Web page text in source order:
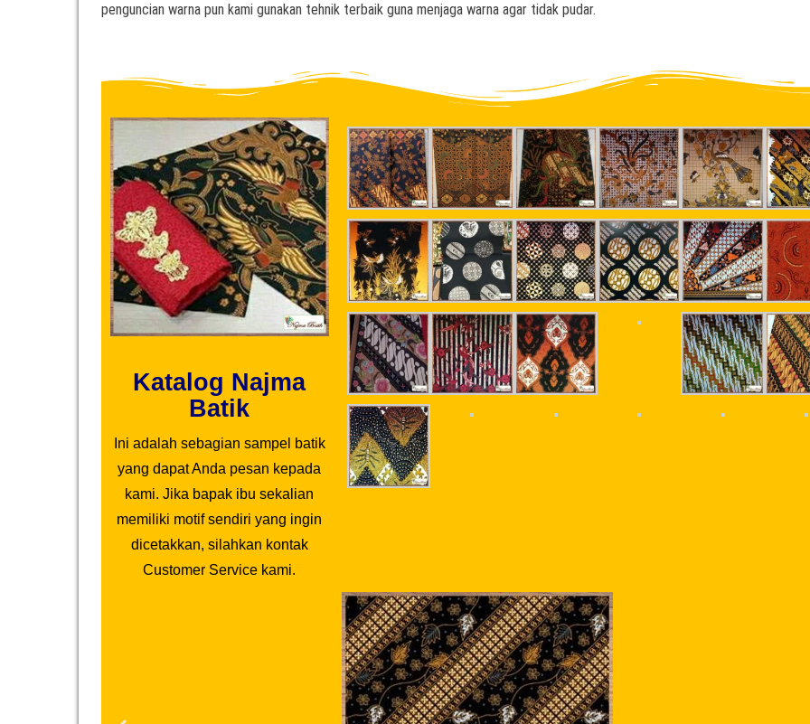
penguncian warna pun kami gunakan tehnik terbaik guna menjaga warna agar tidak pudar.
Katalog Najma
Batik
Ini adalah sebagian sampel batik
yang dapat Anda pesan kepada
kami. Jika bapak ibu sekalian
memiliki motif sendiri yang ingin
dicetakkan, silahkan kontak
Customer Service kami.